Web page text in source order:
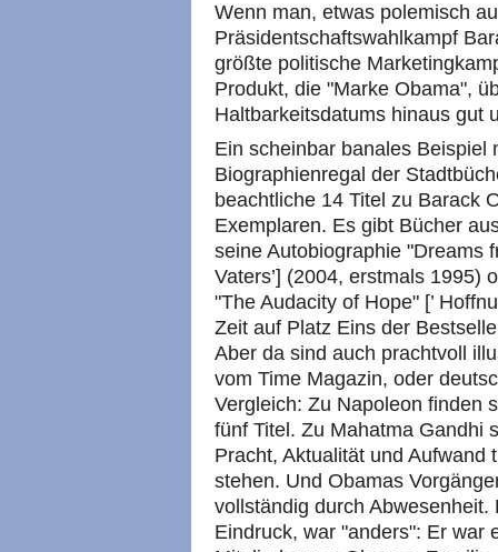
Wenn man, etwas polemisch
Präsidentschaftswahlkampf
größte politische
Produkt, die "Marke Obama",
Haltbarkeitsdatums hinaus gut
Ein scheinbar banales Beispiel
Biographienregal der
beachtliche 14 Titel zu Barack
Exemplaren. Es gibt Bücher
seine Autobiographie "Dreams
Vaters’] (2004, erstmals 1995)
"The Audacity of Hope" [’
Zeit auf Platz Eins der
Aber da sind auch prachtvoll
vom Time Magazin, oder
Vergleich: Zu Napoleon finden
fünf Titel. Zu Mahatma Gandhi
Pracht, Aktualität und Aufwand
stehen. Und Obamas
vollständig durch
Eindruck, war "anders": Er war